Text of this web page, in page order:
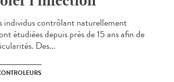
individus contrôlant naturellement
étudiées depuis près de 15 ans afin de
Des...